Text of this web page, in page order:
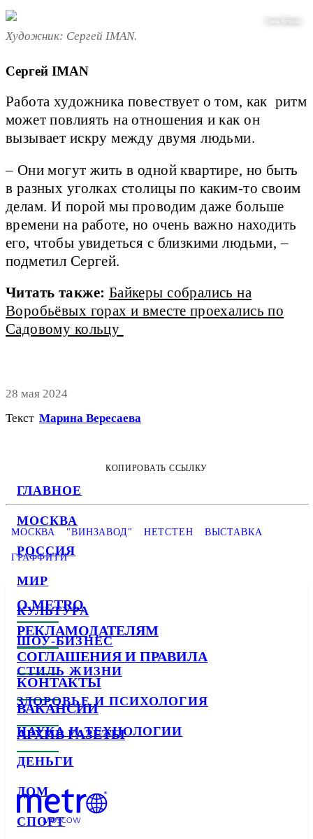
ГЛАВНОЕ
МОСКВА
РОССИЯ
МИР
КУЛЬТУРА
ШОУ-БИЗНЕС
СТИЛЬ ЖИЗНИ
ЗДОРОВЬЕ И ПСИХОЛОГИЯ
НАУКА И ТЕХНОЛОГИИ
ДЕНЬГИ
ДОМ
СПОРТ
Елена Купцова
Художник: Сергей IMAN.
Сергей IMAN
Работа художника повествует о том, как ритм
может повлиять на отношения и как он
вызывает искру между двумя людьми.
– Они могут жить в одной квартире, но быть
в разных уголках столицы по каким-то своим
делам. И порой мы проводим даже больше
времени на работе, но очень важно находить
его, чтобы увидеться с близкими людьми, –
подметил Сергей.
Читать также: Байкеры собрались на
Воробьёвых горах и вместе проехались по
Садовому кольцу
28 мая 2024
Текст Марина Вересаева
КОПИРОВАТЬ ССЫЛКУ
МОСКВА "ВИНЗАВОД" НЕТСТЕН ВЫСТАВКА
ГРАФФИТИ
О METRO
РЕКЛАМОДАТЕЛЯМ
СОГЛАШЕНИЯ И ПРАВИЛА
КОНТАКТЫ
ВАКАНСИИ
АРХИВ ГАЗЕТЫ